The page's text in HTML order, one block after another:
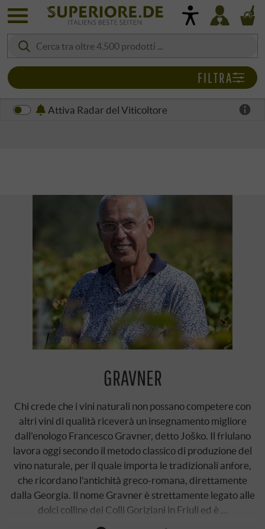
Attiva Radar del Viticoltore
GRAVNER
Chi crede che i vini naturali non possano competere con
altri vini di qualità riceverà un insegnamento migliore
dall'enologo Francesco Gravner, detto Joško. Il friulano
lavora oggi secondo il metodo classico di produzione del
vino naturale, per il quale importa le tradizionali anfore,
che ricordano l'antichità greco-romana, direttamente
dalla Georgia. Il nome Gravner è strettamente legato alle
dolci colline dei Colli Goriziani in Friuli ed è …
FILTRA